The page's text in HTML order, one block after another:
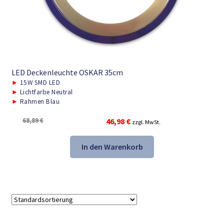
LED Deckenleuchte OSKAR 35cm
► 15W SMD LED
► Lichtfarbe Neutral
► Rahmen Blau
68,89€
Ursprünglicher
Preis
war:
68,89 €
46,98 €Aktueller
Preis
ist:
46,98 €.
zzgl. MwSt.
In den Warenkorb